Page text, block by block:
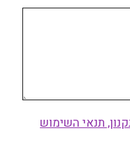
תנאי השימוש באתר
תנאי השימוש